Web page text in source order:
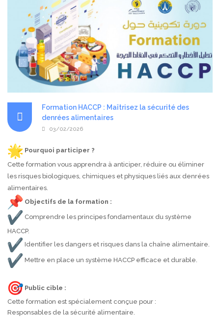
Formation HACCP : Maîtrisez la sécurité des
denrées alimentaires
03/02/2026
Pourquoi participer ?
Cette formation vous apprendra à anticiper, réduire ou éliminer
les risques biologiques, chimiques et physiques liés aux denrées
alimentaires.
Objectifs de la formation :
Comprendre les principes fondamentaux du système
HACCP.
Identifier les dangers et risques dans la chaîne alimentaire.
Mettre en place un système HACCP efficace et durable.
Public cible :
Cette formation est spécialement conçue pour :
Responsables de la sécurité alimentaire.